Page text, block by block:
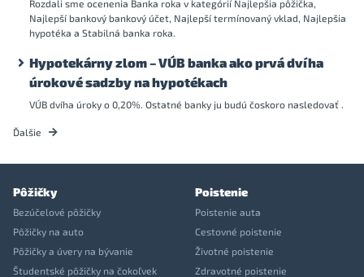
Rozdali sme ocenenia Banka roka v kategórií Najlepšia pôžička,
Najlepší bankový bankový účet, Najlepší termínovaný vklad, Najlepšia
hypotéka a Stabilná banka roka.
Hypotekárny zlom – VÚB banka ako prvá dvíha
úrokové sadzby na hypotékach
VÚB dvíha úroky o 0,20%. Ostatné banky ju budú čoskoro nasledovať .
Ďalšie
Pôžičky
Bezúčelové pôžičky
Pôžičky na auto
Pôžičky a úvery na bývanie
Študentské pôžičky na čokoľvek
Poistenie
Poistenie auta
Cestovné poistenie
Životné poistenie
Zdravotné poistenie